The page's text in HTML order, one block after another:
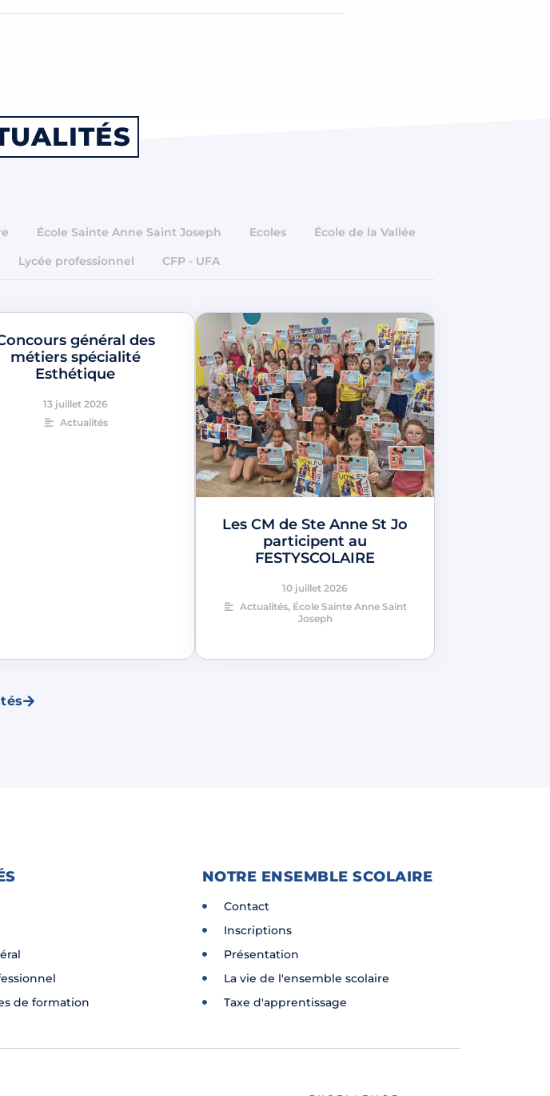
École Sainte Anne Saint Joseph Ecoles
École de la Vallée
Lycée professionnel CFP - UFA
général des
métiers spécialité
Esthétique
13 juillet 2026
Actualités
Les CM de Ste Anne St Jo
participent au
FESTYSCOLAIRE
10 juillet 2026
Actualités, École Sainte Anne Saint
Joseph
de formation
NOTRE ENSEMBLE SCOLAIRE
Contact
Inscriptions
Présentation
La vie de l'ensemble scolaire
Taxe d'apprentissage